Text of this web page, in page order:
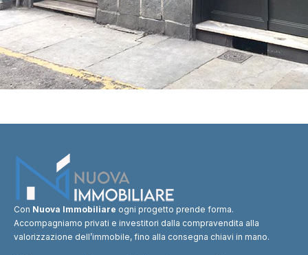
Con Nuova Immobiliare ogni progetto prende forma.
Accompagniamo privati e investitori dalla compravendita alla
valorizzazione dell’immobile, fino alla consegna chiavi in mano.